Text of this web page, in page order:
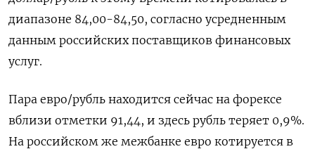
диапазоне 84,00-84,50, согласно усредненным
данным российских поставщиков финансовых
услуг.
Пара евро/рубль находится сейчас на форексе
вблизи отметки 91,44, и здесь рубль теряет 0,9%.
На российском же межбанке евро котируется в